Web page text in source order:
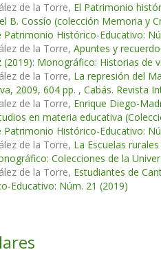
de la Torre, El Patrimonio
B. Cossío (colección Memoria y
Histórico-Educativo:
de la Torre, Apuntes y
(2019): Monográfico: Historias de
de la Torre, La represión del
2009, 604 pp. , Cabás. Revista
de la Torre, Enrique Diego-
en materia educativa
Histórico-Educativo:
de la Torre, La Escuelas
Colecciones de la
de la Torre, Estudiantes de
Educativo: Núm. 21 (2019)